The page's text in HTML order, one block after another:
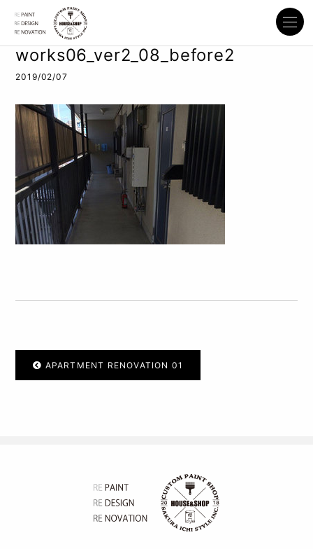
works06_ver2_08_before2
2019/02/07
APARTMENT RENOVATION 01